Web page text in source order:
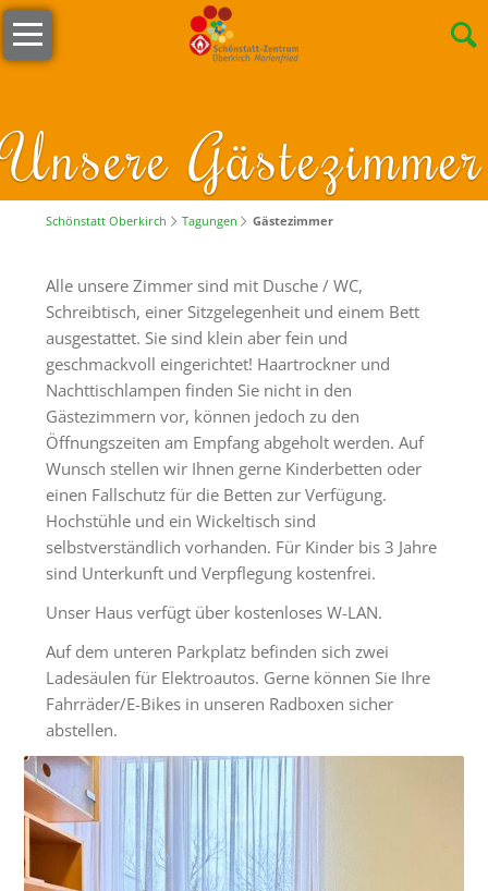
Unsere Gästezimmer
Navigation
überspringen
Willkommen
s
´Lädele
Cafeteria
&
Unser
Team
Stellenangebote
Nachhaltigkeit
Tagungen
Tagungsräume
Gästezimmer
Verpflegung
Tagungspauschalen
&
Preise
Haus
Lage
Anfrage
Feste
Schönstatt Oberkirch Tagungen Gästezimmer
Alle unsere Zimmer sind mit Dusche / WC,
Schreibtisch, einer Sitzgelegenheit und einem Bett
ausgestattet. Sie sind klein aber fein und
geschmackvoll eingerichtet! Haartrockner und
Nachttischlampen finden Sie nicht in den
Gästezimmern vor, können jedoch zu den
Öffnungszeiten am Empfang abgeholt werden. Auf
Wunsch stellen wir Ihnen gerne Kinderbetten oder
einen Fallschutz für die Betten zur Verfügung.
Hochstühle und ein Wickeltisch sind
selbstverständlich vorhanden. Für Kinder bis 3 Jahre
sind Unterkunft und Verpflegung kostenfrei.
Unser Haus verfügt über kostenloses W-LAN.
Auf dem unteren Parkplatz befinden sich zwei
Ladesäulen für Elektroautos. Gerne können Sie Ihre
Fahrräder/E-Bikes in unseren Radboxen sicher
abstellen.